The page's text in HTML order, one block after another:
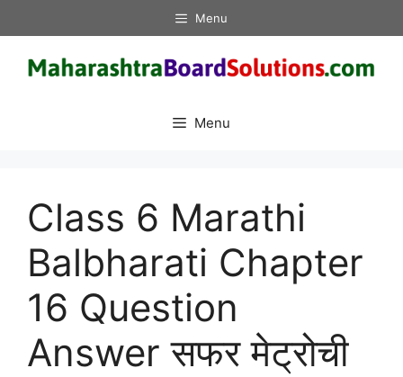
to
content
Menu
Menu
Class 6 Marathi
Balbharati Chapter
16 Question
Answer सफर मेट्रोची